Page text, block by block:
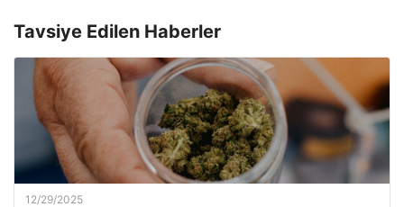
Tavsiye Edilen Haberler
12/29/2025